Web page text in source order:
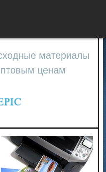
материалы
ценам